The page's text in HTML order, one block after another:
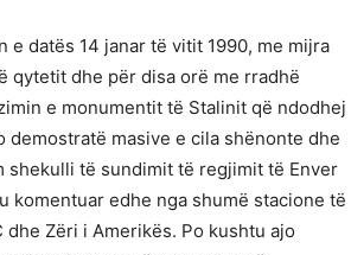
e datës 14 janar të vitit 1990, me mijra
qytetit dhe për disa orë me rradhë
e monumentit të Stalinit që ndodhej
masive e cila shënonte dhe
shekulli të sundimit të regjimit të Enver
komentuar edhe nga shumë stacione të
dhe Zëri i Amerikës. Po kushtu ajo